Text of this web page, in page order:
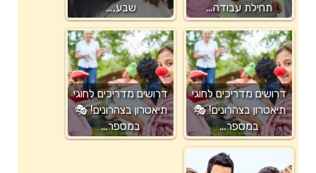
תחילת עבודה…
שבע,…
דרושים מדריכים לחוגי
תיאטרון בצהרונים! 🎭
במספר…
דרושים מדריכים לחוגי
תיאטרון בצהרונים! 🎭
במספר…